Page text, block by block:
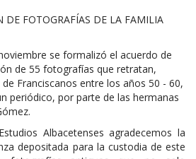
DE FOTOGRAFÍAS DE LA FAMILIA
se formalizó el acuerdo de
de 55 fotografías que retratan,
Franciscanos entre los años 50 - 60,
periódico, por parte de las hermanas
Albacetenses agradecemos la
depositada para la custodia de este